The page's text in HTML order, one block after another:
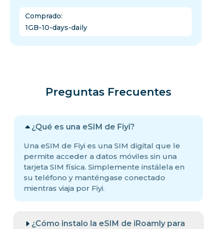
Comprado:
1GB-10-days-daily
Preguntas Frecuentes
¿Qué es una eSIM de Fiyi?
Una eSIM de Fiyi es una SIM digital que le
permite acceder a datos móviles sin una
tarjeta SIM física. Simplemente instálela en
su teléfono y manténgase conectado
mientras viaja por Fiyi.
¿Cómo instalo la eSIM de iRoamly para